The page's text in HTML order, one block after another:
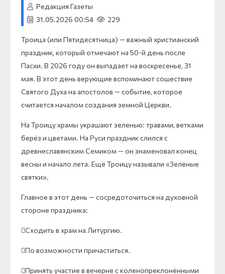
Редакция Газеты
31.05.2026 00:54
229
Троица (или Пятидесятница) — важный христианский
праздник, который отмечают на 50-й день после
Пасхи. В 2026 году он выпадает на воскресенье, 31
мая. В этот день верующие вспоминают сошествие
Святого Духа на апостолов — событие, которое
считается началом создания земной Церкви.
На Троицу храмы украшают зеленью: травами, ветками
берёз и цветами. На Руси праздник слился с
древнеславянским Семиком — он знаменовал конец
весны и начало лета. Ещё Троицу называли «Зелёные
святки».
Главное в этот день — сосредоточиться на духовной
стороне праздника:
Сходить в храм на Литургию.
По возможности причаститься.
Принять участие в вечерне с коленопреклонёнными